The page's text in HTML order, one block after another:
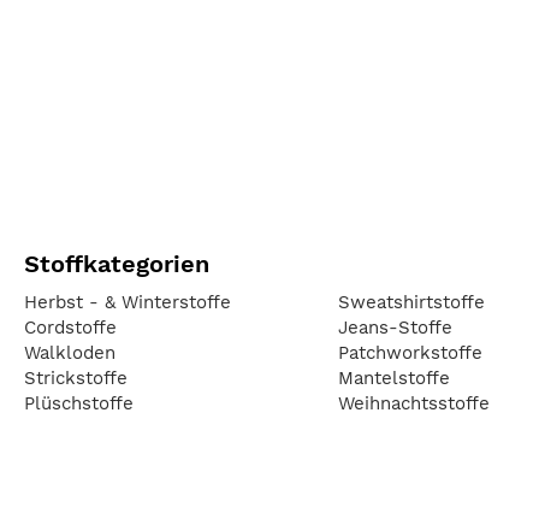
Stoffkategorien
Herbst - & Winterstoffe
Cordstoffe
Walkloden
Strickstoffe
Plüschstoffe
Sweatshirtstoffe
Jeans-Stoffe
Patchworkstoffe
Mantelstoffe
Weihnachtsstoffe